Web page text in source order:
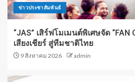
ข่าวประชาสัมพันธ์
“JAS” เสิร์ฟโมเมนต์พิเศษจัด “FAN
เสียงเชียร์ สู่ทีมชาติไทย
9 สิงหาคม 2026 admin